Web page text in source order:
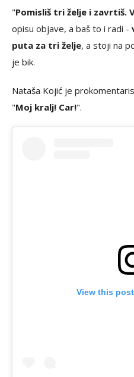
"Pomisliš tri želje i zavrtiš.
opisu objave, a baš to i radi -
puta za tri želje, a stoji na
je bik.
Nataša Kojić je
"Moj kralj! Car!".
View this